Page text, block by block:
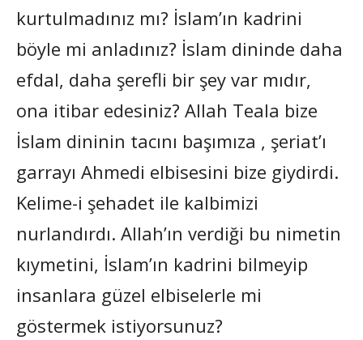
kurtulmadınız mı? İslam’ın kadrini
böyle mi anladınız? İslam dininde daha
efdal, daha şerefli bir şey var mıdır,
ona itibar edesiniz? Allah Teala bize
İslam dininin tacını başımıza , şeriat’ı
garrayı Ahmedi elbisesini bize giydirdi.
Kelime-i şehadet ile kalbimizi
nurlandırdı. Allah’ın verdiği bu nimetin
kıymetini, İslam’ın kadrini bilmeyip
insanlara güzel elbiselerle mi
göstermek istiyorsunuz?